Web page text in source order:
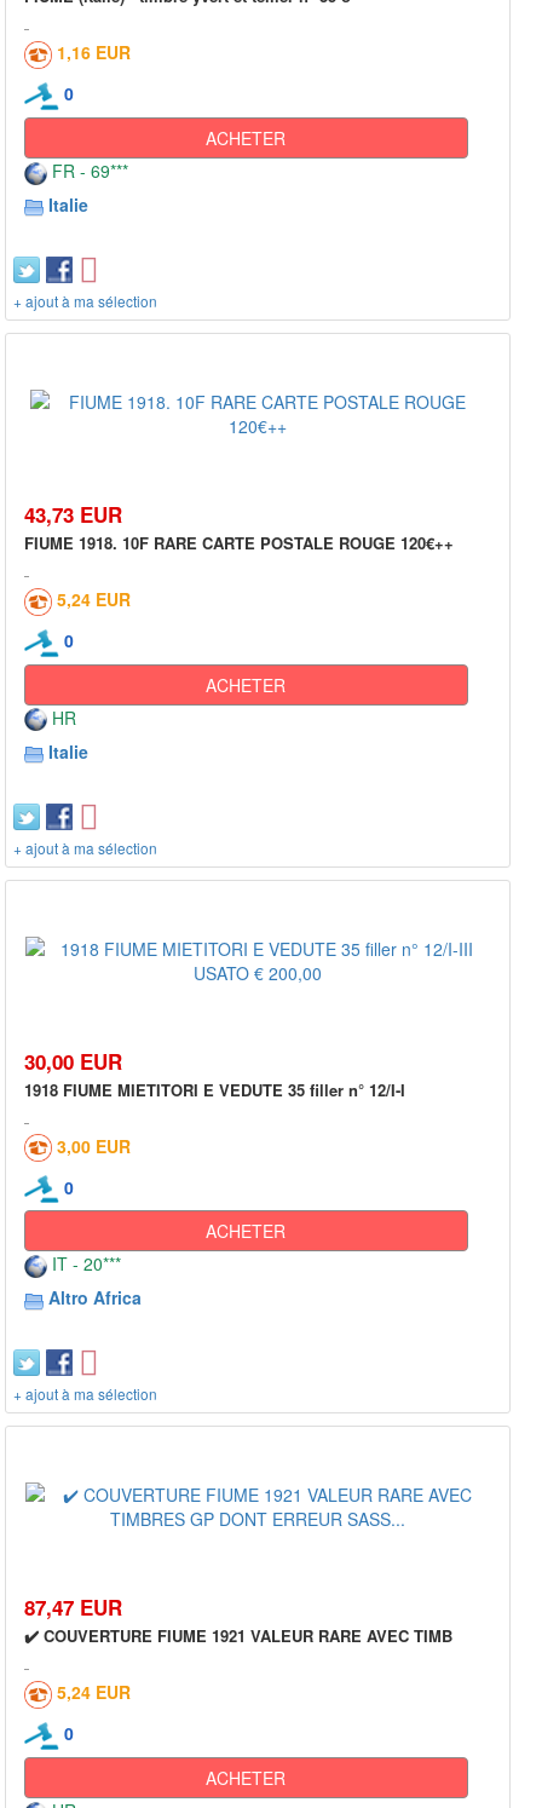
1,16 EUR
0
ACHETER
FR - 69***
Italie
+ ajout à ma sélection
43,73 EUR
FIUME 1918. 10F RARE CARTE POSTALE ROUGE 120€++
5,24 EUR
0
ACHETER
HR
Italie
+ ajout à ma sélection
30,00 EUR
1918 FIUME MIETITORI E VEDUTE 35 filler n° 12/I-I
3,00 EUR
0
ACHETER
IT - 20***
Altro Africa
+ ajout à ma sélection
87,47 EUR
✔️ COUVERTURE FIUME 1921 VALEUR RARE AVEC TIMB
5,24 EUR
0
ACHETER